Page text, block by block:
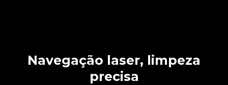
Navegação laser, limpeza
precisa